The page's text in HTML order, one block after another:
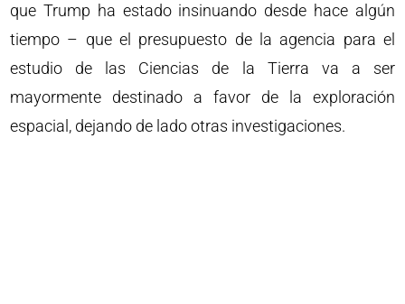
que Trump ha estado insinuando desde hace algún
tiempo – que el presupuesto de la agencia para el
estudio de las Ciencias de la Tierra va a ser
mayormente destinado a favor de la exploración
espacial, dejando de lado otras investigaciones.